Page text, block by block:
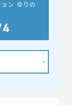
ン ゆりの